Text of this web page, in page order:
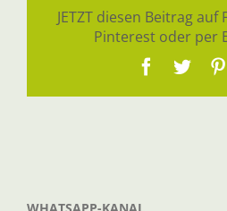
JETZT diesen Beitrag
Pinterest oder per
Facebook